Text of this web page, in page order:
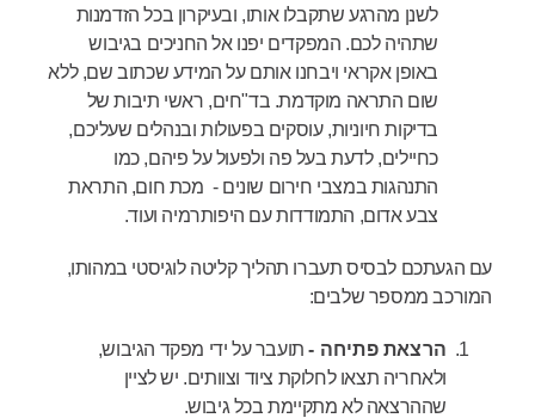
לשנן מהרגע שתקבלו אותו, ובעיקרון בכל הזדמנות
שתהיה לכם. המפקדים יפנו אל החניכים בגיבוש
באופן אקראי ויבחנו אותם על המידע שכתוב שם, ללא
שום התראה מוקדמת. בד"חים, ראשי תיבות של
בדיקות חיוניות, עוסקים בפעולות ובנהלים שעליכם,
כחיילים, לדעת בעל פה ולפעול על פיהם, כמו
התנהגות במצבי חירום שונים - מכת חום, התראת
צבע אדום, התמודדות עם היפותרמיה ועוד.
עם הגעתכם לבסיס תעברו תהליך קליטה לוגיסטי במהותו,
המורכב ממספר שלבים:
הרצאת פתיחה -תועבר על ידי מפקד הגיבוש,
ולאחריה תצאו לחלוקת ציוד וצוותים. יש לציין
שההרצאה לא מתקיימת בכל גיבוש.